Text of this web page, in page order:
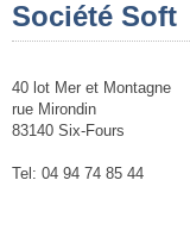
Société Soft
40 lot Mer et Montagne
rue Mirondin
83140 Six-Fours
Tel: 04 94 74 85 44